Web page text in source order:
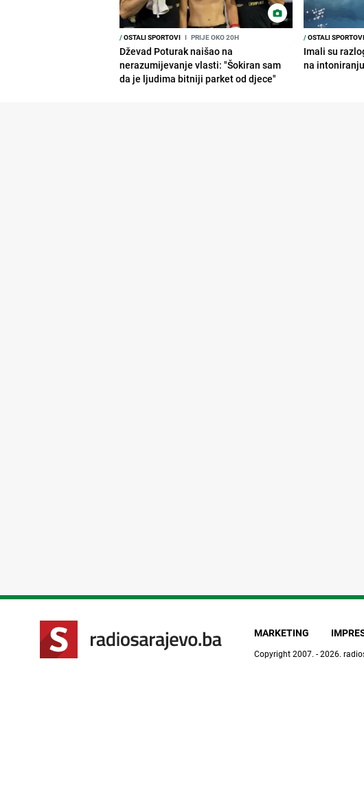
/OSTALI SPORTOVI I PRIJE OKO 20H
Dževad Poturak naišao na
nerazumijevanje vlasti: "Šokiran sam
da je ljudima bitniji parket od djece"
/OSTALI SPORTOVI
Imali su
na
MARKETING
Copyright 2007. - 2026.